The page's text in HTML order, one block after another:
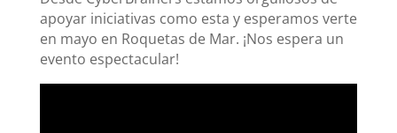
apoyar iniciativas como esta y esperamos verte
en mayo en Roquetas de Mar. ¡Nos espera un
evento espectacular!